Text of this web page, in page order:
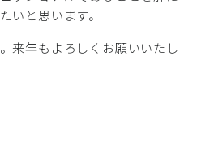
いと思います。
来年もよろしくお願いいたし